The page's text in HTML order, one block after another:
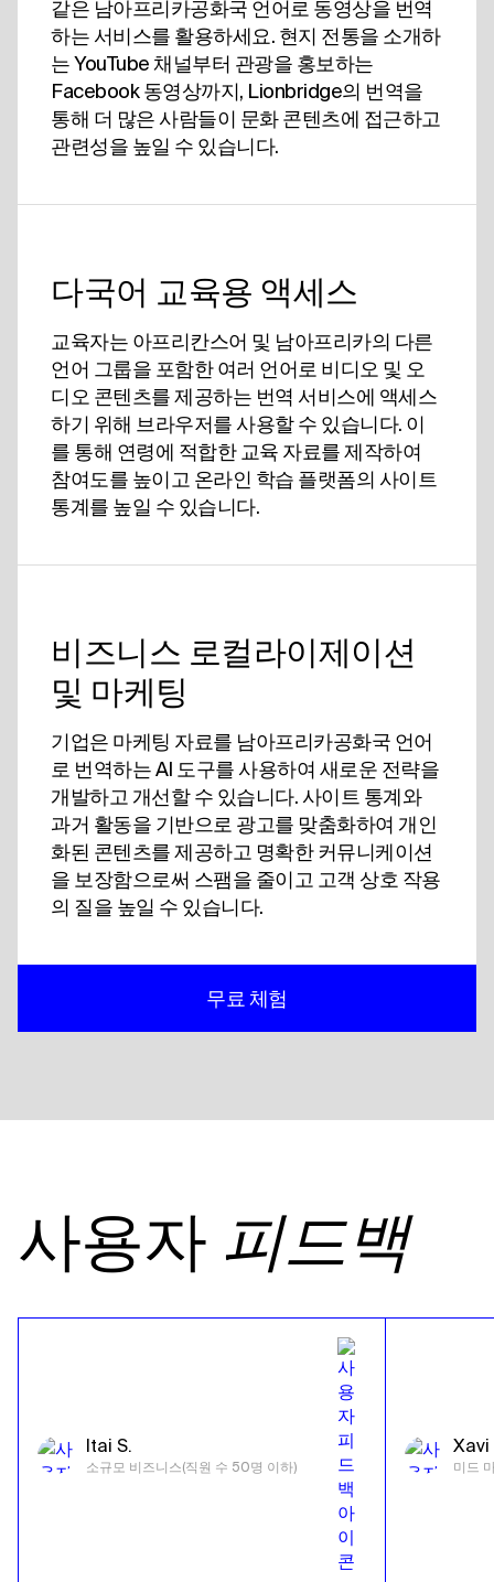
같은 남아프리카공화국 언어로 동영상을 번역
하는 서비스를 활용하세요. 현지 전통을 소개하
는 YouTube 채널부터 관광을 홍보하는
Facebook 동영상까지, Lionbridge의 번역을
통해 더 많은 사람들이 문화 콘텐츠에 접근하고
관련성을 높일 수 있습니다.
다국어 교육용 액세스
교육자는 아프리칸스어 및 남아프리카의 다른
언어 그룹을 포함한 여러 언어로 비디오 및 오
디오 콘텐츠를 제공하는 번역 서비스에 액세스
하기 위해 브라우저를 사용할 수 있습니다. 이
를 통해 연령에 적합한 교육 자료를 제작하여
참여도를 높이고 온라인 학습 플랫폼의 사이트
통계를 높일 수 있습니다.
비즈니스 로컬라이제이션
및 마케팅
기업은 마케팅 자료를 남아프리카공화국 언어
로 번역하는 AI 도구를 사용하여 새로운 전략을
개발하고 개선할 수 있습니다. 사이트 통계와
과거 활동을 기반으로 광고를 맞춤화하여 개인
화된 콘텐츠를 제공하고 명확한 커뮤니케이션
을 보장함으로써 스팸을 줄이고 고객 상호 작용
의 질을 높일 수 있습니다.
무료 체험
사용자 피드백
Itai S.
소규모 비즈니스(직원 수 50명 이하)
Xavi
미드